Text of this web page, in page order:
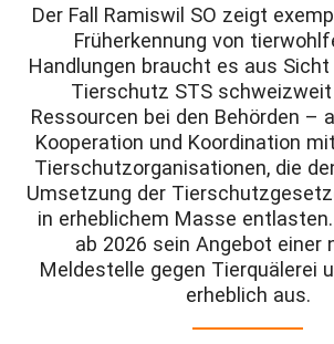
Der Fall Ramiswil SO zeigt
Früherkennung von
Handlungen braucht es aus
Tierschutz STS schweizweit
Ressourcen bei den Behörden –
Kooperation und Koordination
Tierschutzorganisationen, die
Umsetzung der
in erheblichem Masse
ab 2026 sein Angebot einer
Meldestelle gegen Tierquälerei
erheblich aus.